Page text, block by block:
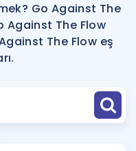
Gramer
Go Against The
Against The Flow
The Flow eş